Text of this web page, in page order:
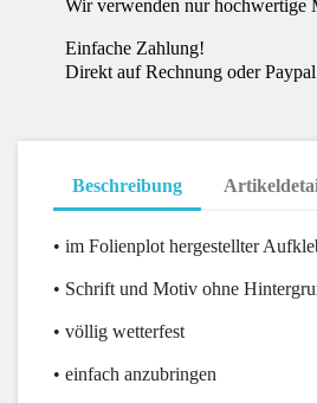
Wir verwenden nur hochwertige
Einfache Zahlung!
Direkt auf Rechnung oder
Beschreibung
• im Folienplot hergestellter
• Schrift und Motiv ohne
• völlig wetterfest
• einfach anzubringen